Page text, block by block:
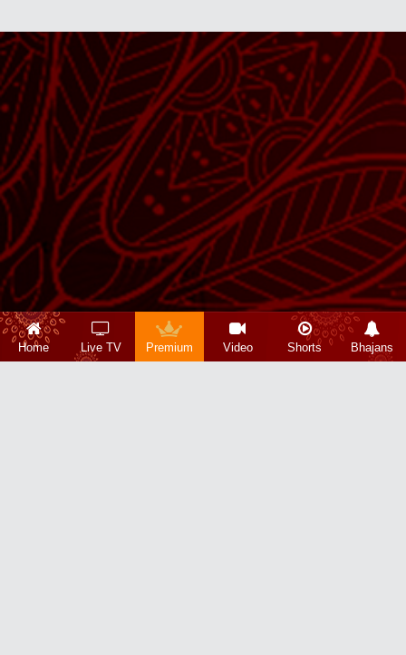
Home Live TV Premium Video Shorts Bhajans